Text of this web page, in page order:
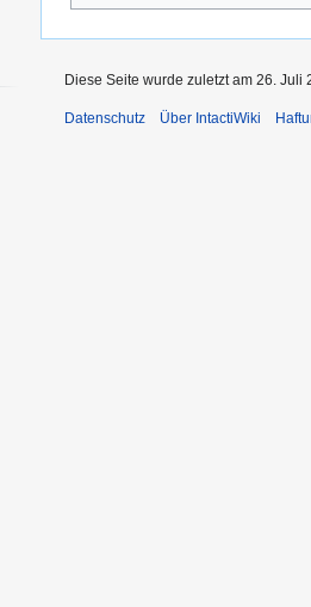
Diese Seite wurde zuletzt am 26. Juli
Datenschutz Über IntactiWiki